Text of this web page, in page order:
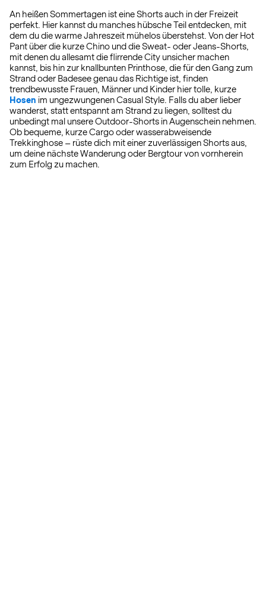
An heißen Sommertagen ist eine Shorts auch in der Freizeit
perfekt. Hier kannst du manches hübsche Teil entdecken, mit
dem du die warme Jahreszeit mühelos überstehst. Von der Hot
Pant über die kurze Chino und die Sweat- oder Jeans-Shorts,
mit denen du allesamt die flirrende City unsicher machen
kannst, bis hin zur knallbunten Printhose, die für den Gang zum
Strand oder Badesee genau das Richtige ist, finden
trendbewusste Frauen, Männer und Kinder hier tolle, kurze
Hosen im ungezwungenen Casual Style. Falls du aber lieber
wanderst, statt entspannt am Strand zu liegen, solltest du
unbedingt mal unsere Outdoor-Shorts in Augenschein nehmen.
Ob bequeme, kurze Cargo oder wasserabweisende
Trekkinghose – rüste dich mit einer zuverlässigen Shorts aus,
um deine nächste Wanderung oder Bergtour von vornherein
zum Erfolg zu machen.